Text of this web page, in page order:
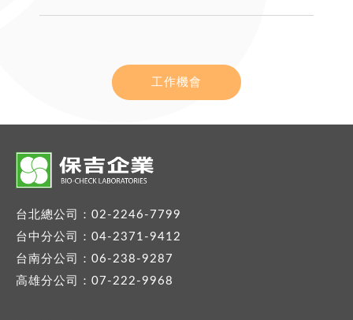
工作機會
台北總公司：02-2246-7799
台中分公司：04-2371-9412
台南分公司：06-238-9287
高雄分公司：07-222-9968